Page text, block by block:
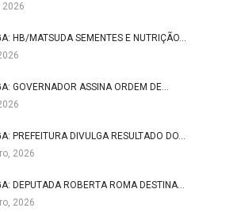
2026
HB/MATSUDA SEMENTES E NUTRIÇÃO…
GOVERNADOR ASSINA ORDEM DE…
PREFEITURA DIVULGA RESULTADO DO…
2026
DEPUTADA ROBERTA ROMA DESTINA…
2026